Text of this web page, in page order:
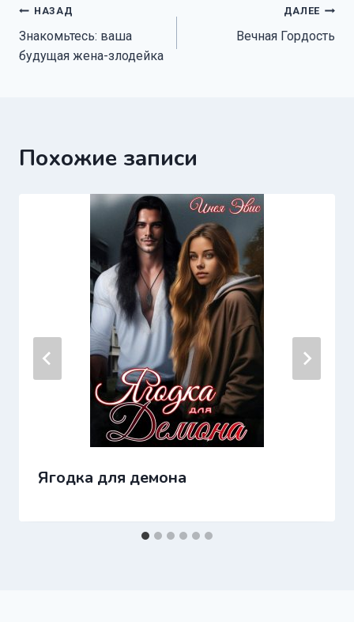
Навигация
по
НАЗАД
Знакомьтесь: ваша
будущая жена-злодейка
ДАЛЕЕ
Вечная Гордость
Похожие записи
Ягодка для демона